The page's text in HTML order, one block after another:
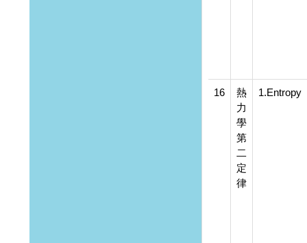
16
熱
力
學
第
二
定
律
1.Entropy